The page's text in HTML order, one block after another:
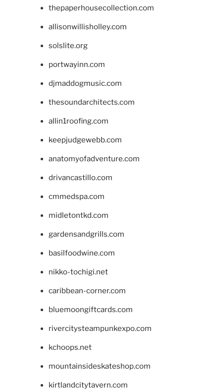
thepaperhousecollection.com
allisonwillisholley.com
solslite.org
portwayinn.com
djmaddogmusic.com
thesoundarchitects.com
allin1roofing.com
keepjudgewebb.com
anatomyofadventure.com
drivancastillo.com
cmmedspa.com
midletontkd.com
gardensandgrills.com
basilfoodwine.com
nikko-tochigi.net
caribbean-corner.com
bluemoongiftcards.com
rivercitysteampunkexpo.com
kchoops.net
mountainsideskateshop.com
kirtlandcitytavern.com